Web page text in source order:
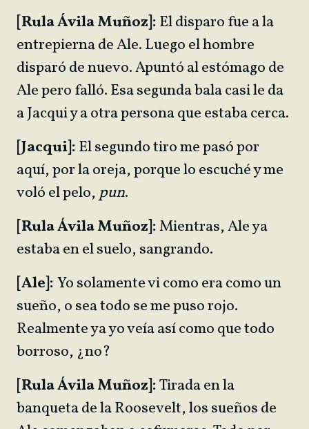
[Rula Ávila Muñoz]:El disparo fue a la
entrepierna de Ale. Luego el hombre
disparó de nuevo. Apuntó al estómago de
Ale pero falló. Esa segunda bala casi le da
a Jacqui y a otra persona que estaba cerca.
[Jacqui]:El segundo tiro me pasó por
aquí, por la oreja, porque lo escuché y me
voló el pelo,pun.
[Rula Ávila Muñoz]:Mientras, Ale ya
estaba en el suelo, sangrando.
[Ale]:Yo solamente vi como era como un
sueño, o sea todo se me puso rojo.
Realmente ya yo veía así como que todo
borroso, ¿no?
[Rula Ávila Muñoz]:Tirada en la
banqueta de la Roosevelt, los sueños de